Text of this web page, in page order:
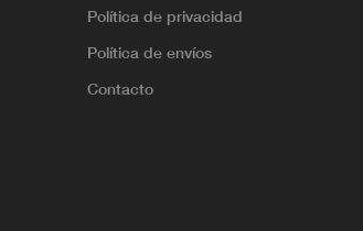
Política de privacidad
Política de envíos
Contacto